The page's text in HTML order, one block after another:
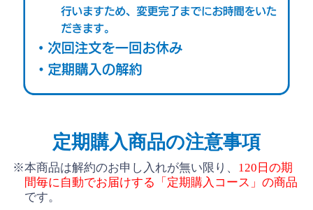
定期購入商品の注意事項
※本商品は解約のお申し入れが無い限り、 120日の期
間毎に自動でお届けする「定期購入コース」の商品
です。